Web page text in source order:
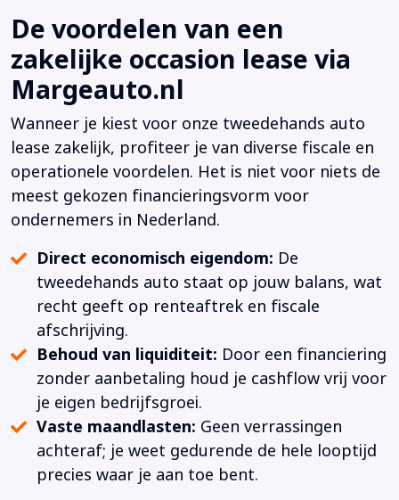
De voordelen van een
zakelijke occasion lease via
Margeauto.nl
Wanneer je kiest voor onze tweedehands auto
lease zakelijk, profiteer je van diverse fiscale en
operationele voordelen. Het is niet voor niets de
meest gekozen financieringsvorm voor
ondernemers in Nederland.
Direct economisch eigendom: De
tweedehands auto staat op jouw balans, wat
recht geeft op renteaftrek en fiscale
afschrijving.
Behoud van liquiditeit: Door een financiering
zonder aanbetaling houd je cashflow vrij voor
je eigen bedrijfsgroei.
Vaste maandlasten: Geen verrassingen
achteraf; je weet gedurende de hele looptijd
precies waar je aan toe bent.